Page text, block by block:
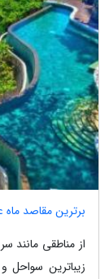
برترین مقاصد ماه عسل در
از مناطقی مانند
زیباترین سواحل